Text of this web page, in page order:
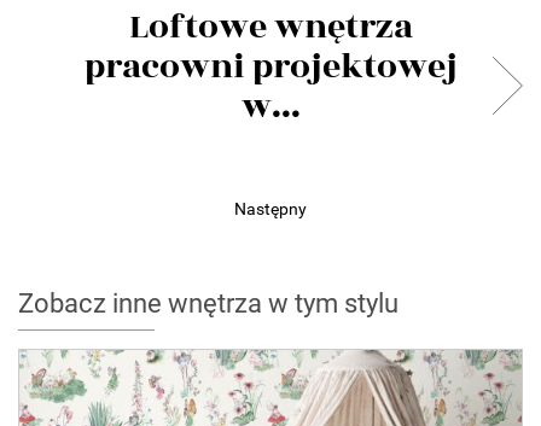
Loftowe wnętrza
pracowni projektowej
w...
Następny
Zobacz inne wnętrza w tym stylu